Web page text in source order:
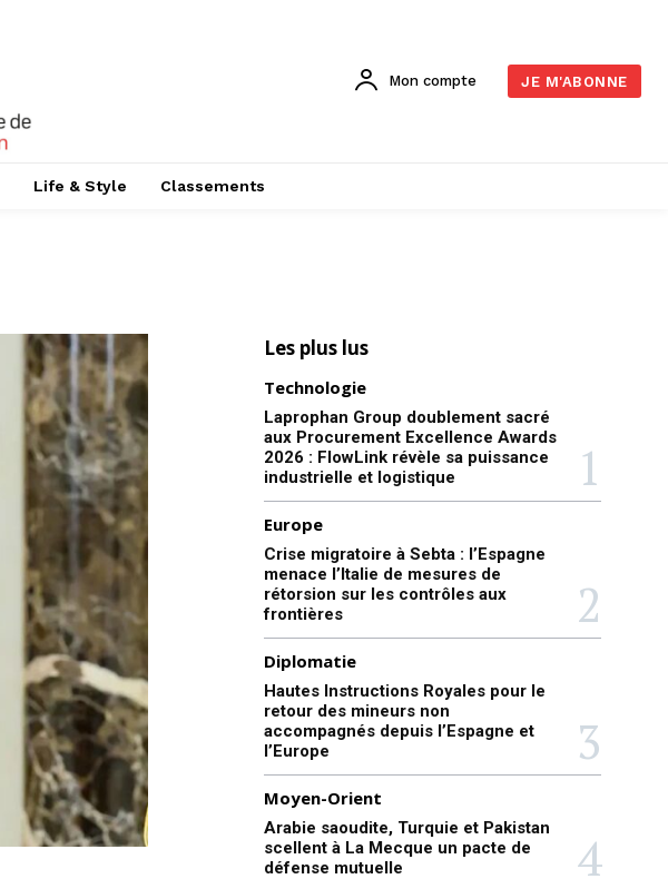
Mon compte JE M'ABONNE
Life & Style Classements
Les plus lus
Technologie
Laprophan Group doublement sacré
aux Procurement Excellence Awards
2026 : FlowLink révèle sa puissance
industrielle et logistique
Europe
Crise migratoire à Sebta : l’Espagne
menace l’Italie de mesures de
rétorsion sur les contrôles aux
frontières
Diplomatie
Hautes Instructions Royales pour le
retour des mineurs non
accompagnés depuis l’Espagne et
l’Europe
Moyen-Orient
Arabie saoudite, Turquie et Pakistan
scellent à La Mecque un pacte de
défense mutuelle